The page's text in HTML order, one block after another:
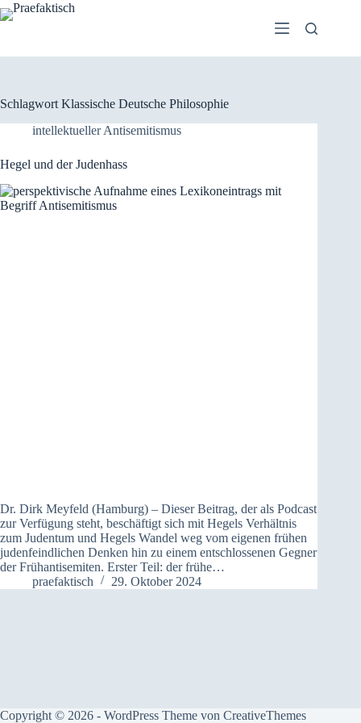
Zum
Inhalt
Schlagwort Klassische Deutsche Philosophie
intellektueller Antisemitismus
Hegel und der Judenhass
Dr. Dirk Meyfeld (Hamburg) – Dieser Beitrag, der als Podcast
zur Verfügung steht, beschäftigt sich mit Hegels Verhältnis
zum Judentum und Hegels Wandel weg vom eigenen frühen
judenfeindlichen Denken hin zu einem entschlossenen Gegner
der Frühantisemiten. Erster Teil: der frühe…
praefaktisch
29. Oktober 2024
Copyright © 2026 - WordPress Theme von CreativeThemes